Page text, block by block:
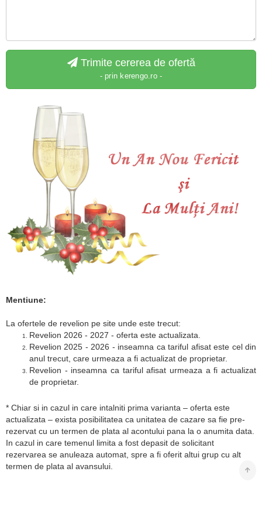
Trimite cererea de ofertă
- prin kerengo.ro -
Mentiune:
La ofertele de revelion pe site unde este trecut:
Revelion 2026 - 2027 - oferta este actualizata.
Revelion 2025 - 2026 - inseamna ca tariful afisat este cel din
anul trecut, care urmeaza a fi actualizat de proprietar.
Revelion - inseamna ca tariful afisat urmeaza a fi actualizat
de proprietar.
* Chiar si in cazul in care intalniti prima varianta – oferta este
actualizata – exista posibilitatea ca unitatea de cazare sa fie pre-
rezervat cu un termen de plata al acontului pana la o anumita data.
In cazul in care temenul limita a fost depasit de solicitant
rezervarea se anuleaza automat, spre a fi oferit altui grup cu alt
termen de plata al avansului.